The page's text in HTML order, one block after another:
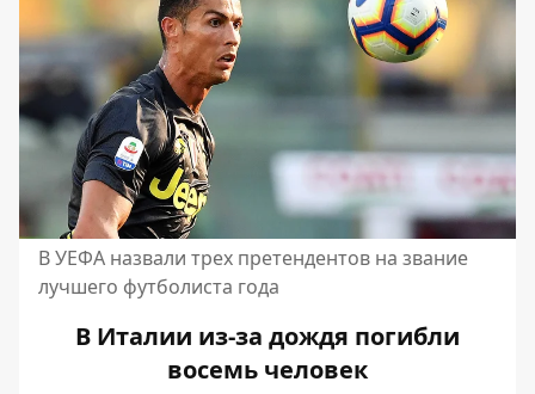
В УЕФА назвали трех претендентов на звание
лучшего футболиста года
В Италии из-за дождя погибли
восемь человек